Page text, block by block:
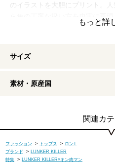
のイラストを大胆にプリント。
ら魚の丁寧な扱い方を忠実に再
納得のデザインが落とし込まれ
トを背面にレイアウト。前後の
ックとホワイトのモノトーンカ
スフリーの着心地を約束。現代
＜アイテムのポイント＞
釣りとマンガの要素を織り交ぜ
グスリーブTシャツに。アングラ
り扱い方を精巧に描いた、細かな
もっと詳
サイズ
素材・原産国
関連カ
ファッション > トップス > ロンT
ブランド
>
LUNKER KILLER
特集 >
LUNKER KILLER×キン肉マン